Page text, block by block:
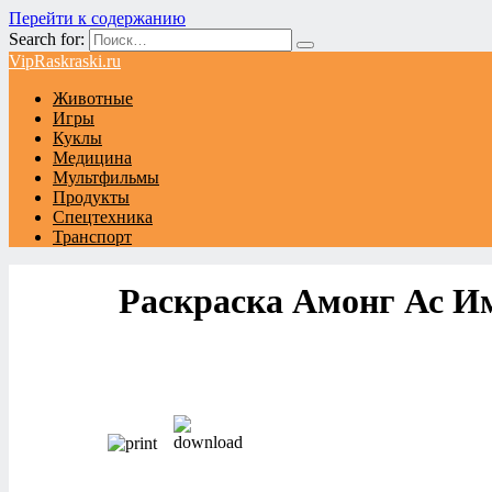
Перейти к содержанию
Search for:
VipRaskraski.ru
Животные
Игры
Куклы
Медицина
Мультфильмы
Продукты
Спецтехника
Транспорт
Раскраска Амонг Ас